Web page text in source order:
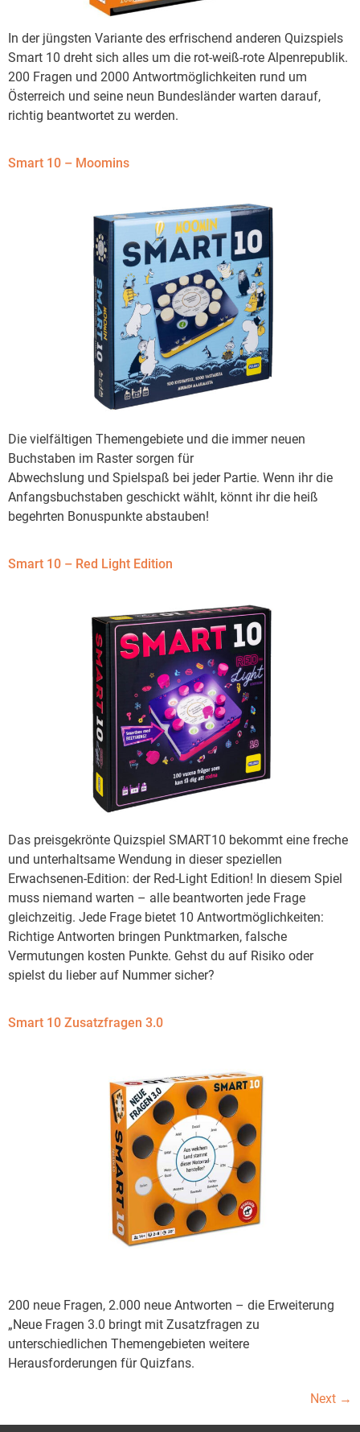
In der jüngsten Variante des erfrischend anderen Quizspiels
Smart 10 dreht sich alles um die rot-weiß-rote Alpenrepublik.
200 Fragen und 2000 Antwortmöglichkeiten rund um
Österreich und seine neun Bundesländer warten darauf,
richtig beantwortet zu werden.
Smart 10 – Moomins
Die vielfältigen Themengebiete und die immer neuen
Buchstaben im Raster sorgen für
Abwechslung und Spielspaß bei jeder Partie. Wenn ihr die
Anfangsbuchstaben geschickt wählt, könnt ihr die heiß
begehrten Bonuspunkte abstauben!
Smart 10 – Red Light Edition
Das preisgekrönte Quizspiel SMART10 bekommt eine freche
und unterhaltsame Wendung in dieser speziellen
Erwachsenen-Edition: der Red-Light Edition! In diesem Spiel
muss niemand warten – alle beantworten jede Frage
gleichzeitig. Jede Frage bietet 10 Antwortmöglichkeiten:
Richtige Antworten bringen Punktmarken, falsche
Vermutungen kosten Punkte. Gehst du auf Risiko oder
spielst du lieber auf Nummer sicher?
Smart 10 Zusatzfragen 3.0
200 neue Fragen, 2.000 neue Antworten – die Erweiterung
„Neue Fragen 3.0 bringt mit Zusatzfragen zu
unterschiedlichen Themengebieten weitere
Herausforderungen für Quizfans.
Next →